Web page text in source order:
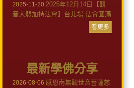
2025-11-20 2025年12月14日【觀
音大悲加持法會】台北場 法會圓滿
看更多
最新學佛分享
2026-08-06 感恩南無觀世音菩薩慈